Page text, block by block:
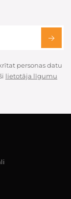
personas datu
lietotāja līgumu